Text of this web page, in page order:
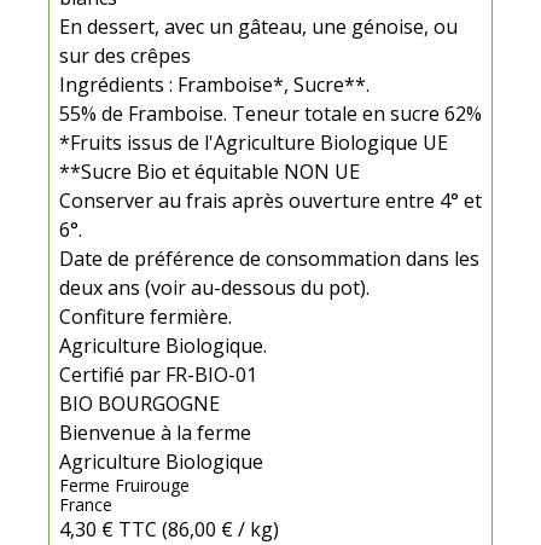
En dessert, avec un gâteau, une génoise, ou
sur des crêpes
Ingrédients : Framboise*, Sucre**.
55% de Framboise. Teneur totale en sucre 62%
*Fruits issus de l'Agriculture Biologique UE
**Sucre Bio et équitable NON UE
Conserver au frais après ouverture entre 4° et
6°.
Date de préférence de consommation dans les
deux ans (voir au-dessous du pot).
Confiture fermière.
Agriculture Biologique.
Certifié par FR-BIO-01
BIO BOURGOGNE
Bienvenue à la ferme
Agriculture Biologique
Ferme Fruirouge
France
4,30 € TTC (86,00 € / kg)